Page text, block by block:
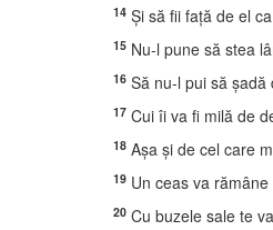
14 Şi să fii faţă de el
15 Nu-l pune să stea
16 Să nu-l pui să
17 Cui îi va fi milă de
18 Aşa şi de cel care
19 Un ceas va
20 Cu buzele sale te